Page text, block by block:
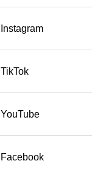
Instagram
TikTok
YouTube
Facebook